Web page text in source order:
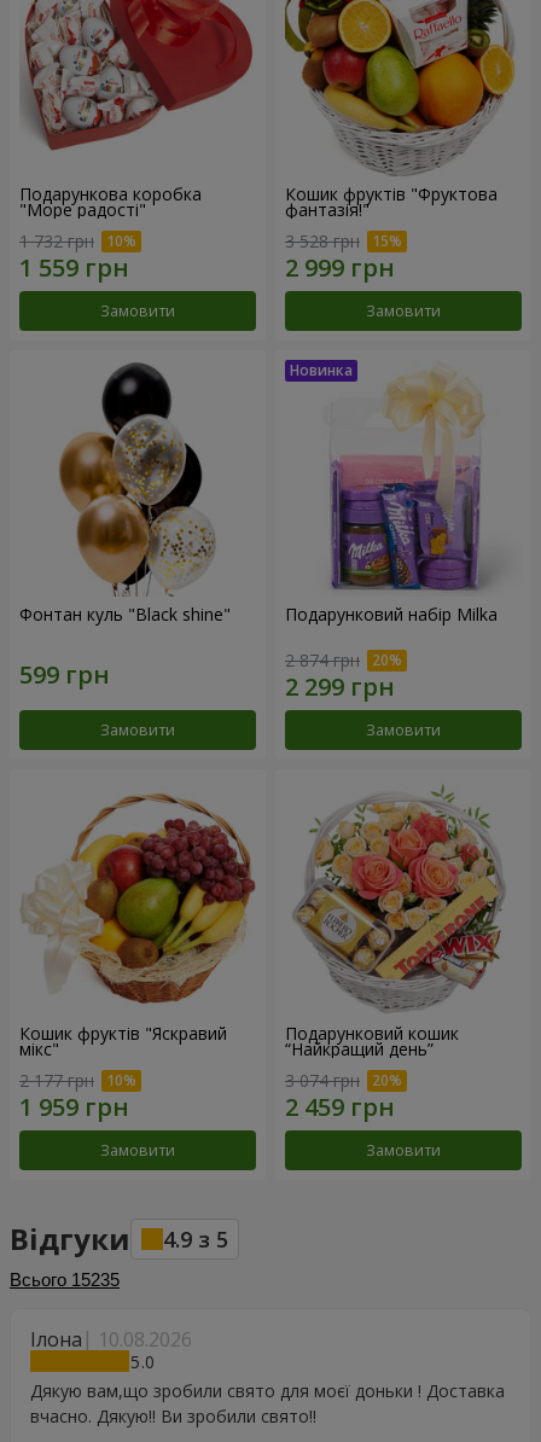
Подарункова коробка
"Море радості"
1 732 грн
Замовити
Кошик фруктів "Фруктова
фантазія!"
3 528 грн
Замовити
Фонтан куль "Black shine"
Замовити
Подарунковий набір Milka
2 874 грн
Замовити
Кошик фруктів "Яскравий
мікс"
2 177 грн
Замовити
Подарунковий кошик
“Найкращий день”
3 074 грн
Замовити
Відгуки 4.9 з 5
Всього 15235
Ілона 10.08.2026
5
Дякую вам,що зробили свято для моєї доньки ! Доставка
вчасно. Дякую!! Ви зробили свято!!